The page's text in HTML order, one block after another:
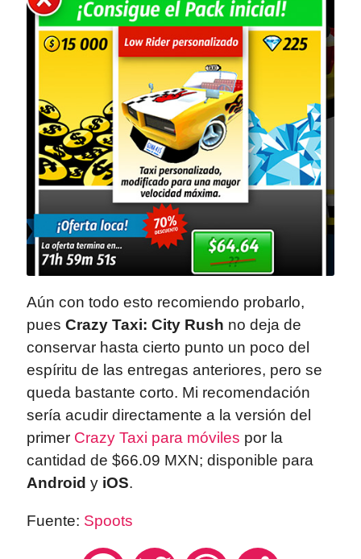
Aún con todo esto recomiendo probarlo,
pues Crazy Taxi: City Rush no deja de
conservar hasta cierto punto un poco del
espíritu de las entregas anteriores, pero se
queda bastante corto. Mi recomendación
sería acudir directamente a la versión del
primer Crazy Taxi para móviles por la
cantidad de $66.09 MXN; disponible para
Android y iOS.
Fuente: Spoots